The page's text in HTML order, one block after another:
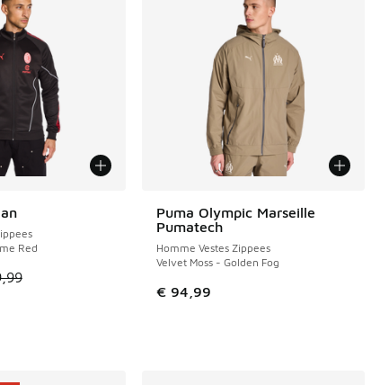
Red
en promotion. Prix en baisse de € 89,99 à € 55,00
€
Puma Olympic Marseille
Pumatech
Homme Vestes Zippees
Velvet Moss - Golden Fog
€ 94,99